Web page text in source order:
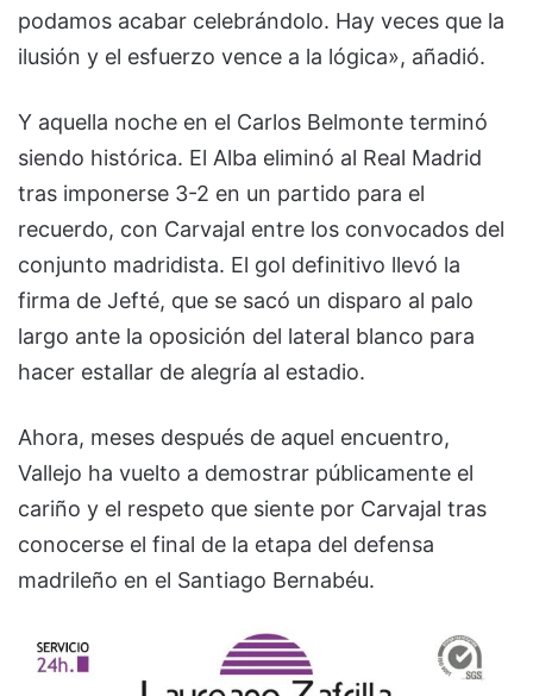
podamos acabar celebrándolo. Hay veces que la
ilusión y el esfuerzo vence a la lógica», añadió.
Y aquella noche en el Carlos Belmonte terminó
siendo histórica. El Alba eliminó al Real Madrid
tras imponerse 3-2 en un partido para el
recuerdo, con Carvajal entre los convocados del
conjunto madridista. El gol definitivo llevó la
firma de Jefté, que se sacó un disparo al palo
largo ante la oposición del lateral blanco para
hacer estallar de alegría al estadio.
Ahora, meses después de aquel encuentro,
Vallejo ha vuelto a demostrar públicamente el
cariño y el respeto que siente por Carvajal tras
conocerse el final de la etapa del defensa
madrileño en el Santiago Bernabéu.